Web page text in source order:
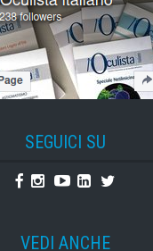
SEGUICI SU
Facebook
Instagram
YoutubeLinkedin
Twitter
VEDI ANCHE